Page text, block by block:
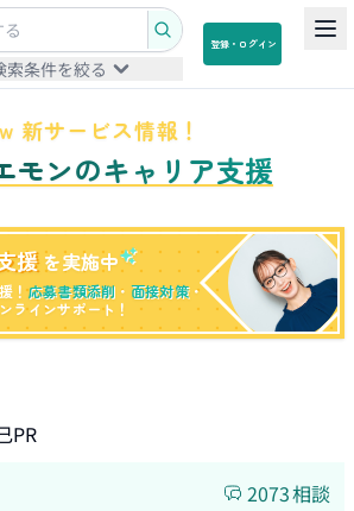
索条件を絞る
登録・ログイン
新サービス情報！
モンのキャリア支援
援 を実施中
！応募書類添削 ・ 面接対策・
ラインサポート！
PR
2073相談